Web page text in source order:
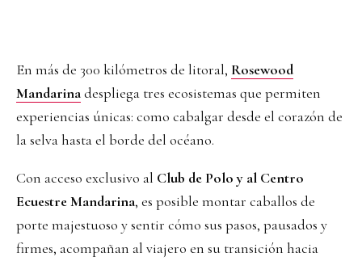
En más de 300 kilómetros de litoral, Rosewood
Mandarinadespliega tres ecosistemas que permiten
experiencias únicas: como cabalgar desde el corazón de
la selva hasta el borde del océano.
Con acceso exclusivo al Club de Polo y al Centro
Ecuestre Mandarina, es posible montar caballos de
porte majestuoso y sentir cómo sus pasos, pausados y
firmes, acompañan al viajero en su transición hacia